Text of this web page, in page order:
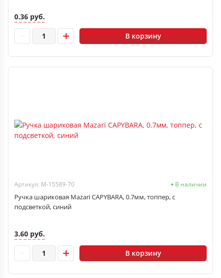
0.36 руб.
В корзину
Артикул: M-15589-70 В наличии
Ручка шариковая Mazari CAPYBARA, 0.7мм, топпер, с
подсветкой, синий
3.60 руб.
В корзину